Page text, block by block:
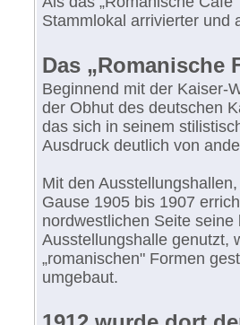
Stammlokal arrivierter und
Das „Romanische
Beginnend mit der Kaiser-
der Obhut des deutschen
das sich in seinem
Ausdruck deutlich von
Mit den
Gause 1905 bis 1907
nordwestlichen Seite
Ausstellungshalle genutzt,
„romanischen" Formen
umgebaut.